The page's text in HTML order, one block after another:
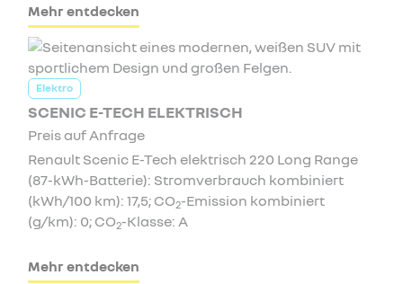
Mehr entdecken
Elektro
SCENIC E-TECH ELEKTRISCH
Preis auf Anfrage
Renault Scenic E-Tech elektrisch 220 Long Range
(87-kWh-Batterie): Stromverbrauch kombiniert
(kWh/100 km): 17,5; CO2-Emission kombiniert
(g/km): 0; CO2-Klasse: A
Mehr entdecken